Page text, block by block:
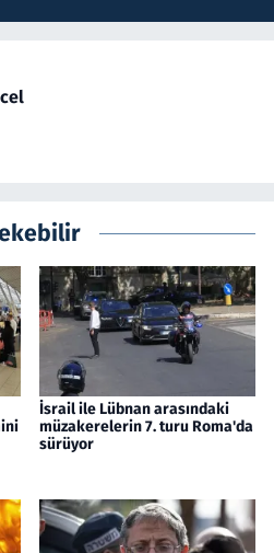
İsrail ile Lübnan arasındaki
müzakerelerin 7. turu Roma'da
sürüyor